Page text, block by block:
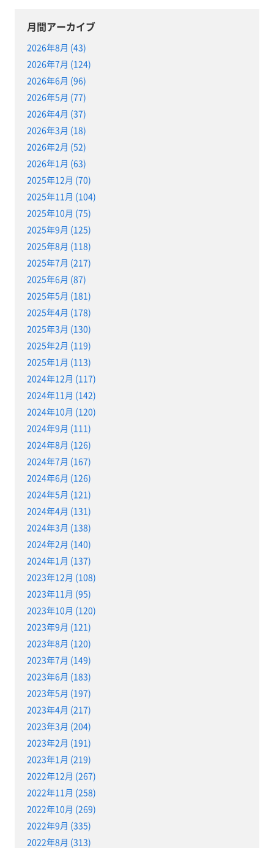
月間アーカイブ
2026年8月 (43)
2026年7月 (124)
2026年6月 (96)
2026年5月 (77)
2026年4月 (37)
2026年3月 (18)
2026年2月 (52)
2026年1月 (63)
2025年12月 (70)
2025年11月 (104)
2025年10月 (75)
2025年9月 (125)
2025年8月 (118)
2025年7月 (217)
2025年6月 (87)
2025年5月 (181)
2025年4月 (178)
2025年3月 (130)
2025年2月 (119)
2025年1月 (113)
2024年12月 (117)
2024年11月 (142)
2024年10月 (120)
2024年9月 (111)
2024年8月 (126)
2024年7月 (167)
2024年6月 (126)
2024年5月 (121)
2024年4月 (131)
2024年3月 (138)
2024年2月 (140)
2024年1月 (137)
2023年12月 (108)
2023年11月 (95)
2023年10月 (120)
2023年9月 (121)
2023年8月 (120)
2023年7月 (149)
2023年6月 (183)
2023年5月 (197)
2023年4月 (217)
2023年3月 (204)
2023年2月 (191)
2023年1月 (219)
2022年12月 (267)
2022年11月 (258)
2022年10月 (269)
2022年9月 (335)
2022年8月 (313)